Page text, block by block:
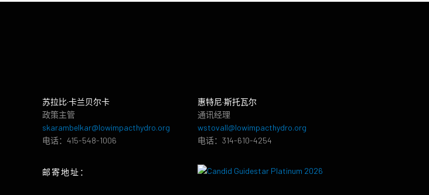
苏拉比·卡兰贝尔卡
政策主管
skarambelkar@lowimpacthydro.org
电话：415-548-1006
邮寄地址：
惠特尼·斯托瓦尔
通讯经理
wstovall@lowimpacthydro.org
电话：314-610-4254